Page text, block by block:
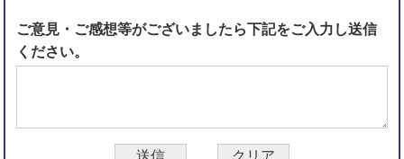
ご意見・ご感想等がございましたら下記をご入力し送信
ください。